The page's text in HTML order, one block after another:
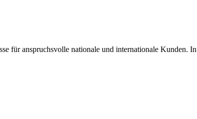
anspruchsvolle nationale und internationale Kunden.